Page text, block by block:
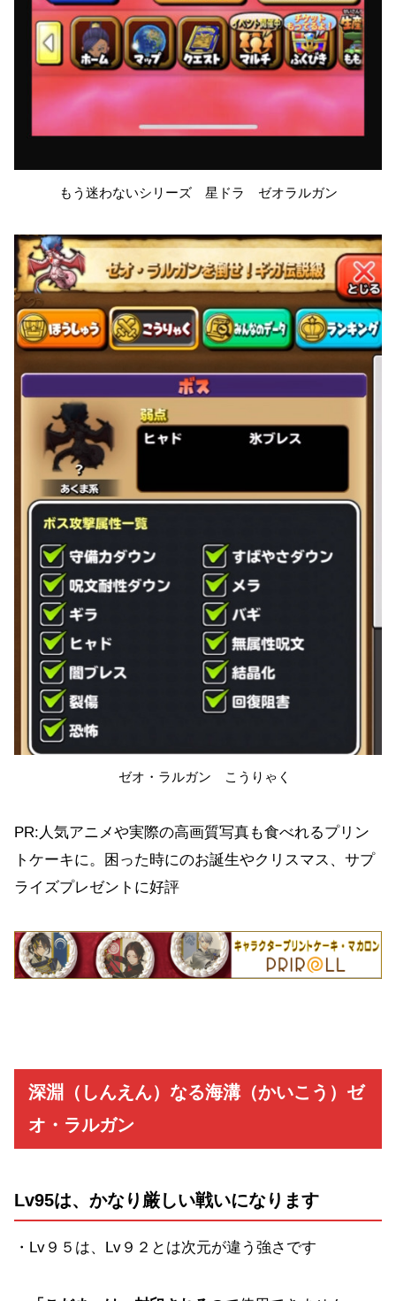
もう迷わないシリーズ 星ドラ ゼオラルガン
ゼオ・ラルガン こうりゃく
PR:人気アニメや実際の高画質写真も食べれるプリン
トケーキに。困った時にのお誕生やクリスマス、サプ
ライズプレゼントに好評
深淵（しんえん）なる海溝（かいこう）ゼ
オ・ラルガン
Lv95は、かなり厳しい戦いになります
・Lv９５は、Lv９２とは次元が違う強さです